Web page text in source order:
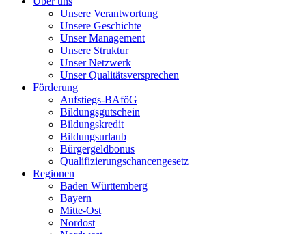
Unsere Verantwortung
Unsere Geschichte
Unser Management
Unsere Struktur
Unser Netzwerk
Unser Qualitätsversprechen
Förderung
Aufstiegs-BAföG
Bildungsgutschein
Bildungskredit
Bildungsurlaub
Bürgergeldbonus
Qualifizierungschancengesetz
Regionen
Baden Württemberg
Bayern
Mitte-Ost
Nordost